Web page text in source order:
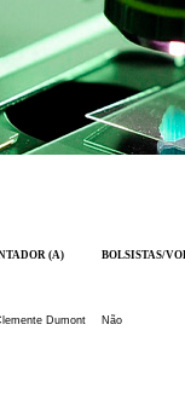
(A) BOLSISTAS/
Dumont Não